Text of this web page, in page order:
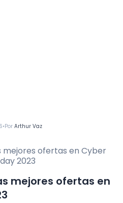
•Por Arthur Vaz
mejores ofertas en